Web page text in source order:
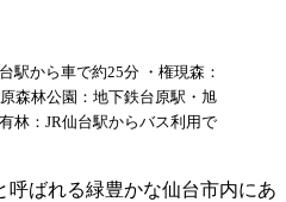
駅から車で約25分 ・権現森：
森林公園：地下鉄台原駅・旭
林：JR仙台駅からバス利用で
呼ばれる緑豊かな仙台市内にあ